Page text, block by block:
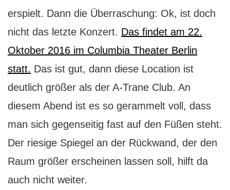
erspielt. Dann die Überraschung: Ok, ist doch
nicht das letzte Konzert. Das findet am 22.
Oktober 2016 im Columbia Theater Berlin
statt. Das ist gut, dann diese Location ist
deutlich größer als der A-Trane Club. An
diesem Abend ist es so gerammelt voll, dass
man sich gegenseitig fast auf den Füßen steht.
Der riesige Spiegel an der Rückwand, der den
Raum größer erscheinen lassen soll, hilft da
auch nicht weiter.